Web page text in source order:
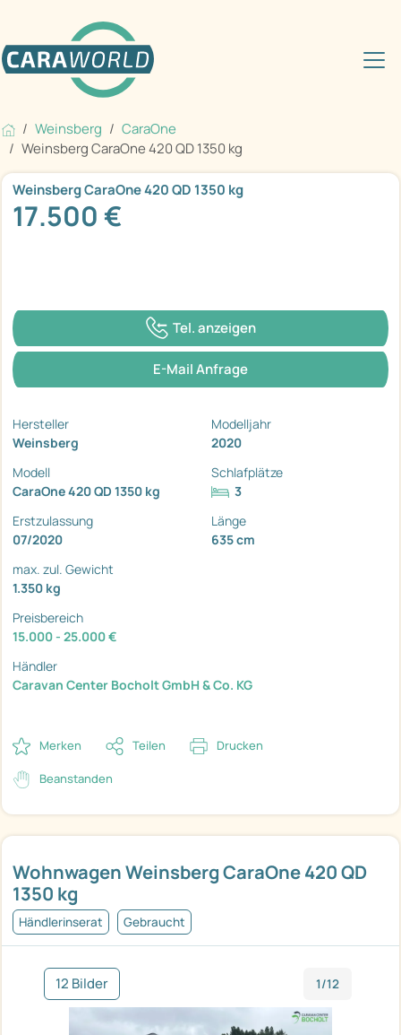
Weinsberg
CaraOne
Weinsberg CaraOne 420 QD 1350 kg
Wohnwagen Weinsberg CaraOne 420 QD
1350 kg
Händlerinserat Gebraucht
12 Bilder 1/12
Weinsberg CaraOne 420 QD 1350 kg
17.500 €
Tel. anzeigen
E-Mail Anfrage
Hersteller
Weinsberg
Modelljahr
2020
Modell
CaraOne 420 QD 1350 kg
Schlafplätze
3
Erstzulassung
07/2020
Länge
635 cm
max. zul. Gewicht
1.350 kg
Preisbereich
15.000 - 25.000 €
Händler
Caravan Center Bocholt GmbH & Co. KG
Merken Teilen Drucken
Beanstanden